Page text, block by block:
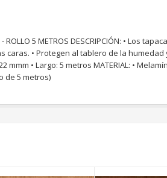
- ROLLO 5 METROS DESCRIPCIÓN: •
• Protegen al tablero de la humedad y
• Largo: 5 metros MATERIAL: •
de 5 metros)